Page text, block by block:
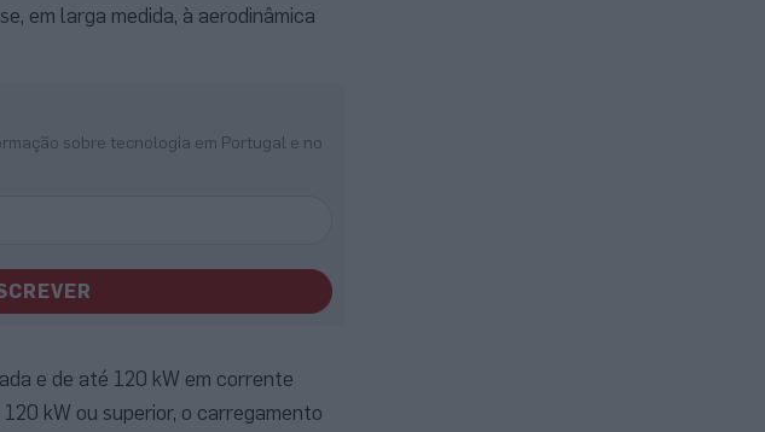
em larga medida, à aerodinâmica
sobre tecnologia em Portugal e no
e de até 120 kW em corrente
kW ou superior, o carregamento